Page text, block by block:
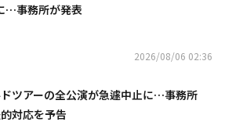
…事務所が発表
2026/08/06 02:36
ツアーの全公演が急遽中止に…事務所
対応を予告